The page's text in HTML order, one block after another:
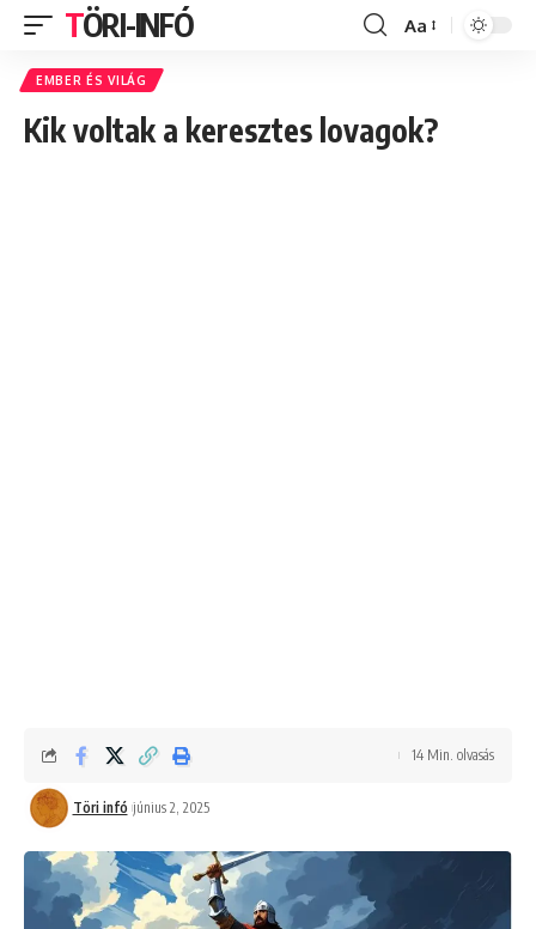
TÖRI-INFÓ
Font
Aa
EMBER ÉS VILÁG
Kik voltak a keresztes lovagok?
Töri infó június 2, 2025
14 Min. olvasás